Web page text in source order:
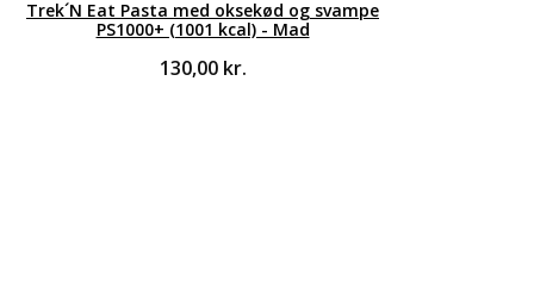
Trek´N Eat Pasta med oksekød og svampe
PS1000+ (1001 kcal) - Mad
130,00 kr.